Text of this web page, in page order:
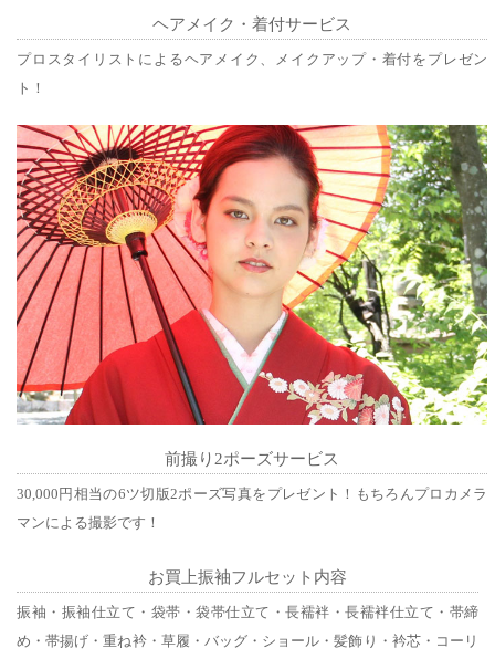
ヘアメイク・着付サービス
プロスタイリストによるヘアメイク、メイクアップ・着付をプレゼン
ト！
前撮り2ポーズサービス
30,000円相当の6ツ切版2ポーズ写真をプレゼント！もちろんプロカメラ
マンによる撮影です！
お買上振袖フルセット内容
振袖・振袖仕立て・袋帯・袋帯仕立て・長襦袢・長襦袢仕立て・帯締
め・帯揚げ・重ね衿・草履・バッグ・ショール・髪飾り・衿芯・コーリ